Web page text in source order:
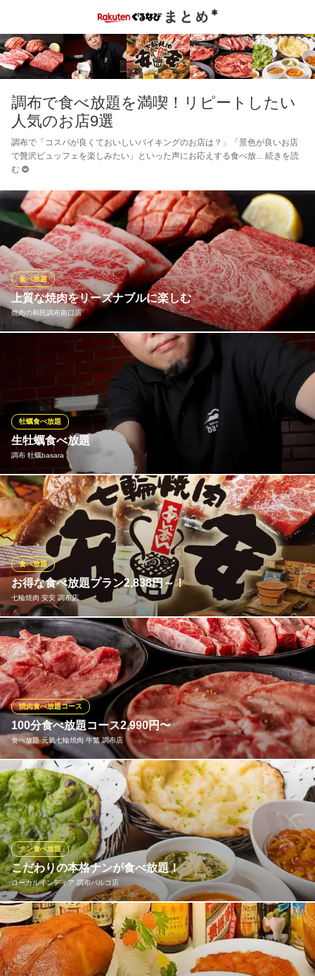
調布で食べ放題を満喫！リピートしたい
人気のお店9選
調布で「コスパが良くておいしいバイキングのお店は？」「景色が良いお店
で贅沢ビュッフェを楽しみたい」といった声にお応えする食べ放
続きを読
む
上質な焼肉をリーズナブルに楽しむ
焼肉の和民調布南口店
食べ放題
本格焼肉を食べ放題でお得に楽しめるプランをご用意しておりま
す！旨タン・じゅーしーハラミ・シマチョウなどの焼肉をはじ
め、キムチ・焼き野菜・クッパ・デザートなどサイドメニューを
含む“約100品”を食べ尽くせる充実のラインナップ♪友人やご家族
とのランチ・ディナーに是非どうぞ！
焼肉の和民調布南口店
調布宴会焼肉食べ放題
京王線調布駅 徒歩2分
東京都調布市布田4-16-1 アルテサーノ調布B1
生牡蠣食べ放題
調布 牡蠣basara
牡蠣食べ放題
オイスターマイスターの資格を持つ店主がこだわりぬいた北海
道、広島、宮城、長崎など全国各地の高級生牡蠣が食べ放題とな
ります。生牡蠣、蒸し牡蠣、カキフライ、土鍋ご飯と様々な食べ
方で牡蠣をご堪能ください。
調布 牡蠣basara
古民家風個室居酒屋
京王線調布駅東口 徒歩3分
東京都調布市布田1-26-12 108
お得な食べ放題プラン2,838円～！
七輪焼肉 安安 調布店
食べ放題
お得な食べ放題プランは2,838円(税込)～！ご予算や用途で3種か
らお選びいただけます。プラス1,430円(税込)で飲み放題付にも変
更可◎少人数から大人数までのご宴会が可能です！ 飲み放題・歓
迎会・送迎会・女子会・飲み会・同窓会・ファミリーなど様々な
シーンでお得に炭火焼肉宴会をお楽しみください！
七輪焼肉 安安 調布店
炭火使用の低価格焼肉店
京王線調布駅 徒歩2分
東京都調布市小島町1-35-3 2F
100分食べ放題コース2,990円〜
食べ放題 元氣七輪焼肉 牛繁 調布店
焼肉食べ放題コース
牛・豚・鶏肉はもちろん、お食事や一品料理などのサイドメニュ
ー、「味変」アイテムが楽める充実した食べ放題コースは、驚き
の制限時間「100分間」！！人気アイテム「元氣カルビ」をはじ
め、「5本の柱」など当店の売れ筋アイテムを揃えた食べ放題コー
スは3種類！各種宴会や食事会、女子会でも！お楽しみください！
食べ放題 元氣七輪焼肉 牛繁 調布店
焼肉食べ放題飲み放題
京王線調布駅 徒歩3分
東京都調布市小島町1-34-1 エクレール調布1F
こだわりの本格ナンが食べ放題！
ローカルインディア 調布パルコ店
ナン食べ放題
カレーをご注文のお客様は当店自慢のナンを食べ放題でお楽しみ
いただけます！他店とは異なるこだわりの製法で、表面が薄く膨
らんでサクッとした食感になる当店自慢のナンは、女性でもぺろ
りと何枚も食べられる軽さ♪種類も豊富なので食べ比べもおすすめ